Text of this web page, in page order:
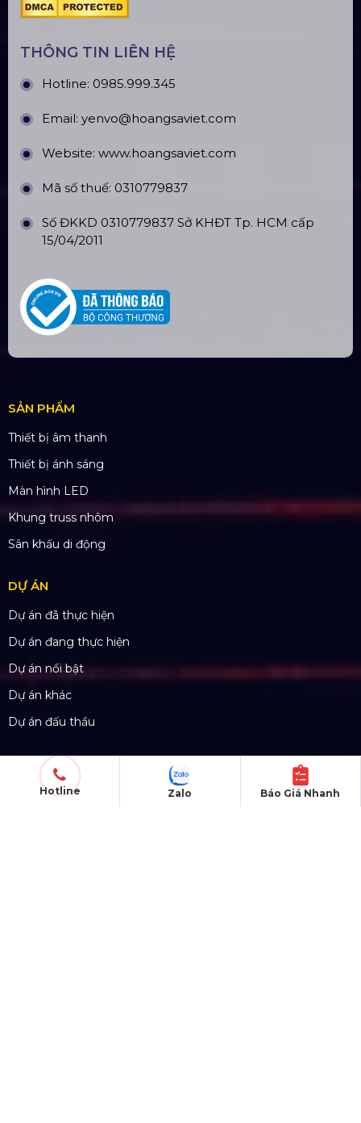
THÔNG TIN LIÊN HỆ
Hotline: 0985.999.345
Email: yenvo@hoangsaviet.com
Website: www.hoangsaviet.com
Mã số thuế: 0310779837
Số ĐKKD 0310779837 Sở KHĐT Tp. HCM cấp
15/04/2011
SẢN PHẨM
Thiết bị âm thanh
Thiết bị ánh sáng
Màn hình LED
Khung truss nhôm
Sân khấu di động
DỰ ÁN
Dự án đã thực hiện
Dự án đang thực hiện
Dự án nổi bật
Dự án khác
Dự án đấu thầu
QUY CHẾ HOẠT ĐỘNG
Chính Sách & Điều khoản
Hotline Báo Giá Nhanh
Zalo